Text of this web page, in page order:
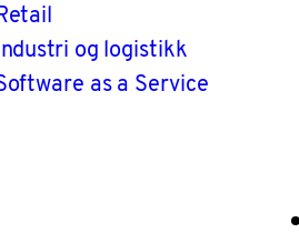
og logistikk
as a Service